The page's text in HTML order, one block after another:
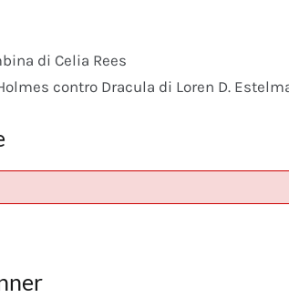
di Celia Rees
contro Dracula di Loren D.